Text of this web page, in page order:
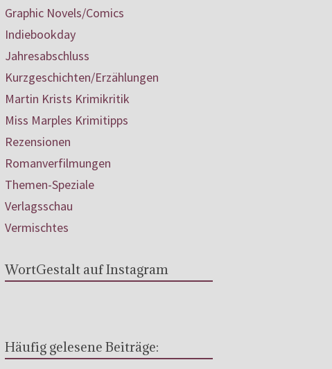
Graphic Novels/Comics
Indiebookday
Jahresabschluss
Kurzgeschichten/Erzählungen
Martin Krists Krimikritik
Miss Marples Krimitipps
Rezensionen
Romanverfilmungen
Themen-Speziale
Verlagsschau
Vermischtes
WortGestalt auf Instagram
Häufig gelesene Beiträge: